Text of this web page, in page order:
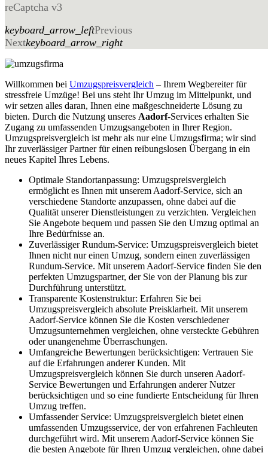
reCaptcha v3
keyboard_arrow_leftPrevious
Nextkeyboard_arrow_right
Willkommen bei Umzugspreisvergleich – Ihrem Wegbereiter für
stressfreie Umzüge! Bei uns steht Ihr Umzug im Mittelpunkt, und
wir setzen alles daran, Ihnen eine maßgeschneiderte Lösung zu
bieten. Durch die Nutzung unseres Aadorf-Services erhalten Sie
Zugang zu umfassenden Umzugsangeboten in Ihrer Region.
Umzugspreisvergleich ist mehr als nur eine Umzugsfirma; wir sind
Ihr zuverlässiger Partner für einen reibungslosen Übergang in ein
neues Kapitel Ihres Lebens.
Optimale Standortanpassung: Umzugspreisvergleich
ermöglicht es Ihnen mit unserem Aadorf-Service, sich an
verschiedene Standorte anzupassen, ohne dabei auf die
Qualität unserer Dienstleistungen zu verzichten. Vergleichen
Sie Angebote bequem und passen Sie den Umzug optimal an
Ihre Bedürfnisse an.
Zuverlässiger Rundum-Service: Umzugspreisvergleich bietet
Ihnen nicht nur einen Umzug, sondern einen zuverlässigen
Rundum-Service. Mit unserem Aadorf-Service finden Sie den
perfekten Umzugspartner, der Sie von der Planung bis zur
Durchführung unterstützt.
Transparente Kostenstruktur: Erfahren Sie bei
Umzugspreisvergleich absolute Preisklarheit. Mit unserem
Aadorf-Service können Sie die Kosten verschiedener
Umzugsunternehmen vergleichen, ohne versteckte Gebühren
oder unangenehme Überraschungen.
Umfangreiche Bewertungen berücksichtigen: Vertrauen Sie
auf die Erfahrungen anderer Kunden. Mit
Umzugspreisvergleich können Sie durch unseren Aadorf-
Service Bewertungen und Erfahrungen anderer Nutzer
berücksichtigen und so eine fundierte Entscheidung für Ihren
Umzug treffen.
Umfassender Service: Umzugspreisvergleich bietet einen
umfassenden Umzugsservice, der von erfahrenen Fachleuten
durchgeführt wird. Mit unserem Aadorf-Service können Sie
die besten Angebote für Ihren Umzug vergleichen, ohne dabei